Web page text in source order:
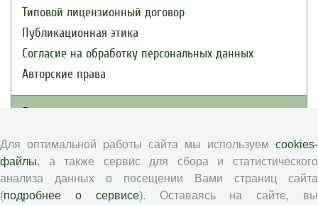
Типовой лицензионный договор
Публикационная этика
Согласие на обработку персональных данных
Авторские права
Рецензентам
Памятка рецензенту
Положение о рецензировании
Форма рецензии
Для оптимальной работы сайта мы используем cookies-
файлы, а также сервис для сбора и статистического
анализа данных о посещении Вами страниц сайта
(подробнее о сервисе). Оставаясь на сайте, вы